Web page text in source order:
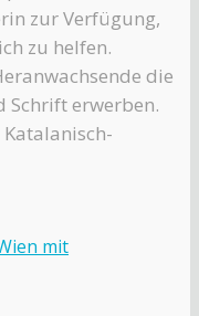
zur Verfügung,
zu helfen.
die
Schrift erwerben.